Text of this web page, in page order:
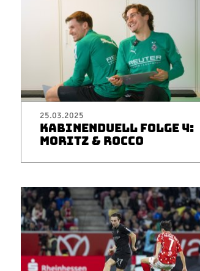
25.03.2025
KABINENDUELL FOLGE 4:
MORITZ & ROCCO